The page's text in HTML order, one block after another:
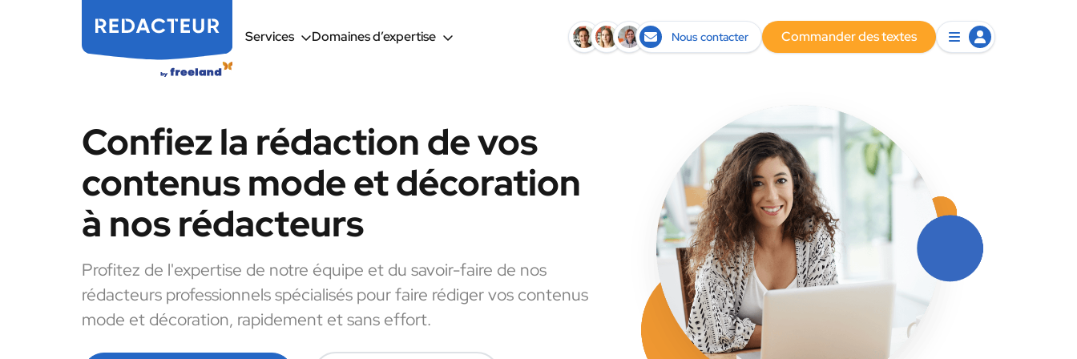
Services Domaines d’expertise Nous contacter Commander des textes
Confiez la rédaction de vos
contenus mode et décoration
à nos rédacteurs
Profitez de l'expertise de notre équipe et du savoir-faire de nos
rédacteurs professionnels spécialisés pour faire rédiger vos contenus
mode et décoration, rapidement et sans effort.